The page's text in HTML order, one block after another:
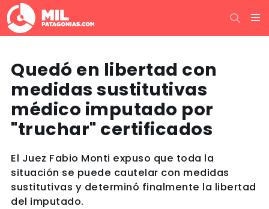
Quedó en libertad con
medidas sustitutivas
médico imputado por
"truchar" certificados
El Juez Fabio Monti expuso que toda la
situación se puede cautelar con medidas
sustitutivas y determinó finalmente la libertad
del imputado.